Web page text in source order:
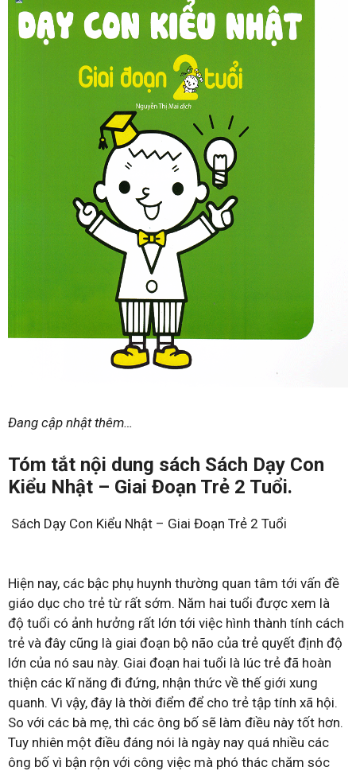
Đang cập nhật thêm…
Tóm tắt nội dung sách Sách Dạy Con
Kiểu Nhật – Giai Đoạn Trẻ 2 Tuổi.
Sách Dạy Con Kiểu Nhật – Giai Đoạn Trẻ 2 Tuổi
Hiện nay, các bậc phụ huynh thường quan tâm tới vấn đề
giáo dục cho trẻ từ rất sớm. Năm hai tuổi được xem là
độ tuổi có ảnh hưởng rất lớn tới việc hình thành tính cách
trẻ và đây cũng là giai đoạn bộ não của trẻ quyết định độ
lớn của nó sau này. Giai đoạn hai tuổi là lúc trẻ đã hoàn
thiện các kĩ năng đi đứng, nhận thức về thế giới xung
quanh. Vì vậy, đây là thời điểm để cho trẻ tập tính xã hội.
So với các bà mẹ, thì các ông bố sẽ làm điều này tốt hơn.
Tuy nhiên một điều đáng nói là ngày nay quá nhiều các
ông bố vì bận rộn với công việc mà phó thác chăm sóc